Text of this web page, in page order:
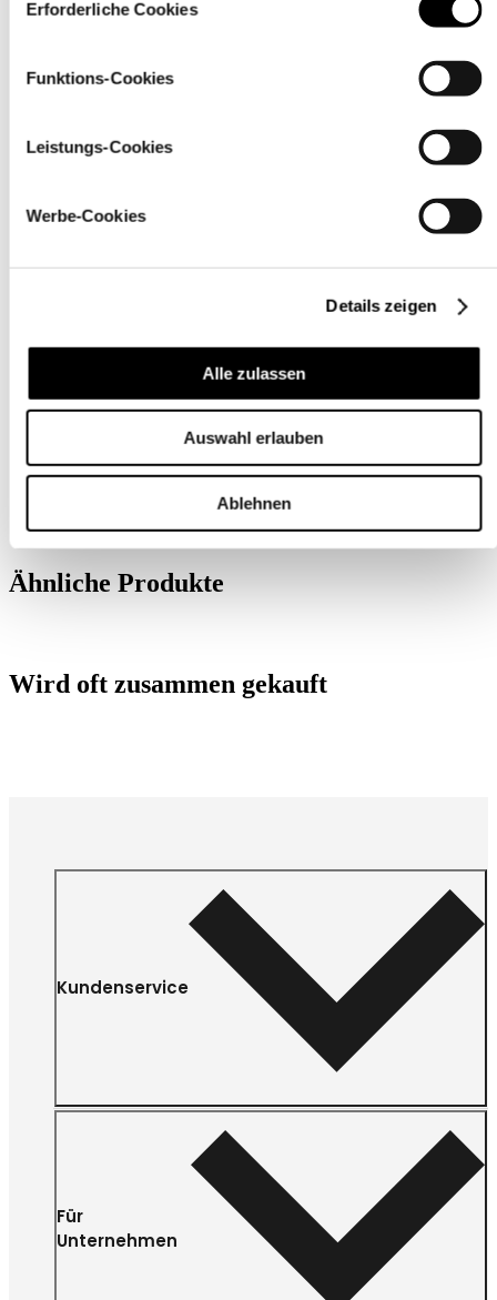
über den Link „Cookie-Einstellungen
Erforderliche Cookies
Funktions-Cookies
Leistungs-Cookies
Werbe-Cookies
Details zeigen
Alle zulassen
Auswahl erlauben
Ablehnen
Pflegehinweise
Ähnliche Produkte
Wird oft zusammen gekauft
Kundenservice
Für
Unternehmen